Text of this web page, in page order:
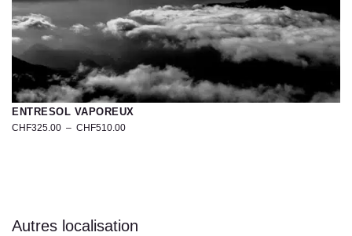
ENTRESOL VAPOREUX
CHF325.00 – CHF510.00
vaudoises,
Autres localisation